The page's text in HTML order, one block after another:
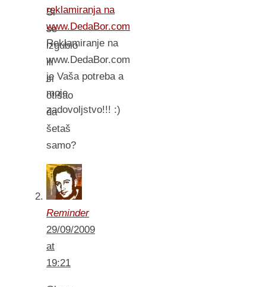
Si
se
izgubio
ili
si
otišao
da
šetaš
samo?
Reminder
29/09/2009
at
19:21
reklamiranja na
www.DedaBor.com
Reklamiranje na
www.DedaBor.com
je Vaša potreba a
moje
zadovoljstvo!!! :)